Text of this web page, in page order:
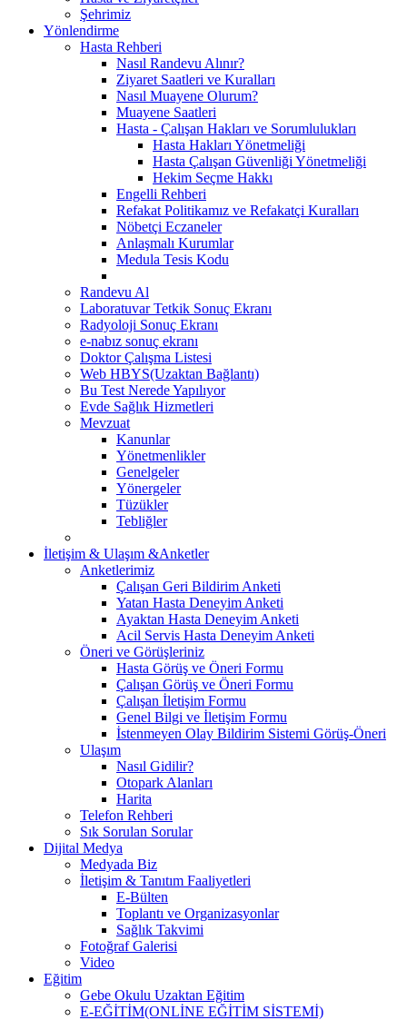
Şehrimiz
Yönlendirme
Hasta Rehberi
Nasıl Randevu Alınır?
Ziyaret Saatleri ve Kuralları
Nasıl Muayene Olurum?
Muayene Saatleri
Hasta - Çalışan Hakları ve Sorumlulukları
Hasta Hakları Yönetmeliği
Hasta Çalışan Güvenliği Yönetmeliği
Hekim Seçme Hakkı
Engelli Rehberi
Refakat Politikamız ve Refakatçi Kuralları
Nöbetçi Eczaneler
Anlaşmalı Kurumlar
Medula Tesis Kodu
Randevu Al
Laboratuvar Tetkik Sonuç Ekranı
Radyoloji Sonuç Ekranı
e-nabız sonuç ekranı
Doktor Çalışma Listesi
Web HBYS(Uzaktan Bağlantı)
Bu Test Nerede Yapılıyor
Evde Sağlık Hizmetleri
Mevzuat
Kanunlar
Yönetmenlikler
Genelgeler
Yönergeler
Tüzükler
Tebliğler
İletişim & Ulaşım &Anketler
Anketlerimiz
Çalışan Geri Bildirim Anketi
Yatan Hasta Deneyim Anketi
Ayaktan Hasta Deneyim Anketi
Acil Servis Hasta Deneyim Anketi
Öneri ve Görüşleriniz
Hasta Görüş ve Öneri Formu
Çalışan Görüş ve Öneri Formu
Çalışan İletişim Formu
Genel Bilgi ve İletişim Formu
İstenmeyen Olay Bildirim Sistemi Görüş-Öneri
Ulaşım
Nasıl Gidilir?
Otopark Alanları
Harita
Telefon Rehberi
Sık Sorulan Sorular
Dijital Medya
Medyada Biz
İletişim & Tanıtım Faaliyetleri
E-Bülten
Toplantı ve Organizasyonlar
Sağlık Takvimi
Fotoğraf Galerisi
Video
Eğitim
Gebe Okulu Uzaktan Eğitim
E-EĞİTİM(ONLİNE EĞİTİM SİSTEMİ)